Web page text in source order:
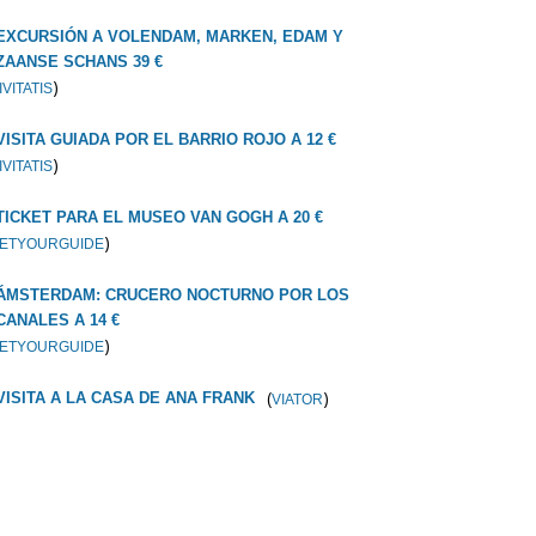
A VOLENDAM, MARKEN, EDAM Y
SCHANS 39 €
)
GUIADA POR EL BARRIO ROJO A 12 €
)
PARA EL MUSEO VAN GOGH A 20 €
)
CRUCERO NOCTURNO POR LOS
A 14 €
)
A LA CASA DE ANA FRANK (VIATOR)